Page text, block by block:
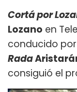
Cortá por
Lozano en
conducido por
Rada
consiguió el